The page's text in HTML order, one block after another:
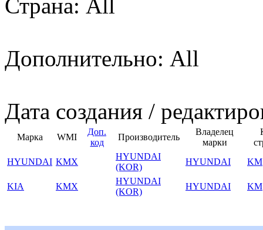
Страна: All
Дополнительно: All
Дата создания /
Марка WMI
Доп.
код
Производитель
Владелец
марки
HYUNDAI KMX
HYUNDAI
(KOR)
HYUNDAI KM
KIA KMX
HYUNDAI
(KOR)
HYUNDAI KM